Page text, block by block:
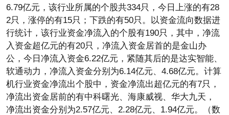
6.79亿元，该行业所属的个股共334只，今日上涨的有28
2只，涨停的有15只；下跌的有50只。以资金流向数据进
行统计，该行业资金净流入的个股有190只，其中，净流
入资金超亿元的有20只，净流入资金居首的是金山办
公，今日净流入资金6.22亿元，紧随其后的是达实智能、
软通动力，净流入资金分别为6.14亿元、4.68亿元。计算
机行业资金净流出个股中，资金净流出超亿元的有7只，
净流出资金居前的有中科曙光、海康威视、华大九天，
净流出资金分别为2.57亿元、2.28亿元、1.94亿元。（数